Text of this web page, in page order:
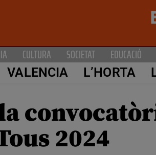
CULTURA SOCIETAT EDUCACIÓ
VALENCIA L’HORTA
2024